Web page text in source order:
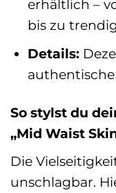
erhältlich –
bis zu
Details:
So stylst du
„Mid Waist
Die
unschlagbar.